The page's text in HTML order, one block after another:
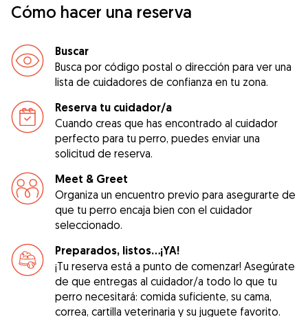
Cómo hacer una reserva
Buscar
Busca por código postal o dirección para ver una
lista de cuidadores de confianza en tu zona.
Reserva tu cuidador/a
Cuando creas que has encontrado al cuidador
perfecto para tu perro, puedes enviar una
solicitud de reserva.
Meet & Greet
Organiza un encuentro previo para asegurarte de
que tu perro encaja bien con el cuidador
seleccionado.
Preparados, listos...¡YA!
¡Tu reserva está a punto de comenzar! Asegúrate
de que entregas al cuidador/a todo lo que tu
perro necesitará: comida suficiente, su cama,
correa, cartilla veterinaria y su juguete favorito.